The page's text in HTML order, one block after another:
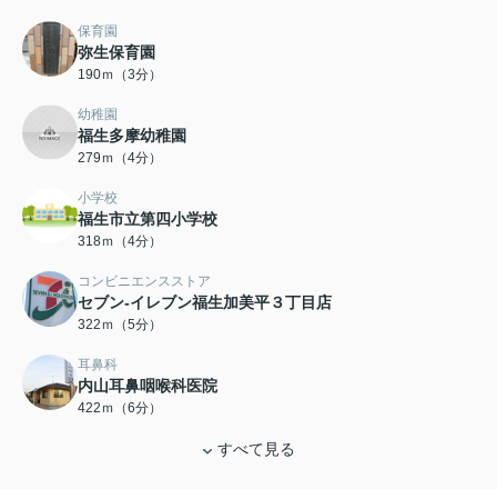
保育園
弥生保育園
190ｍ（3分）
幼稚園
福生多摩幼稚園
279ｍ（4分）
小学校
福生市立第四小学校
318ｍ（4分）
コンビニエンスストア
セブン-イレブン福生加美平３丁目店
322ｍ（5分）
耳鼻科
内山耳鼻咽喉科医院
422ｍ（6分）
すべて見る